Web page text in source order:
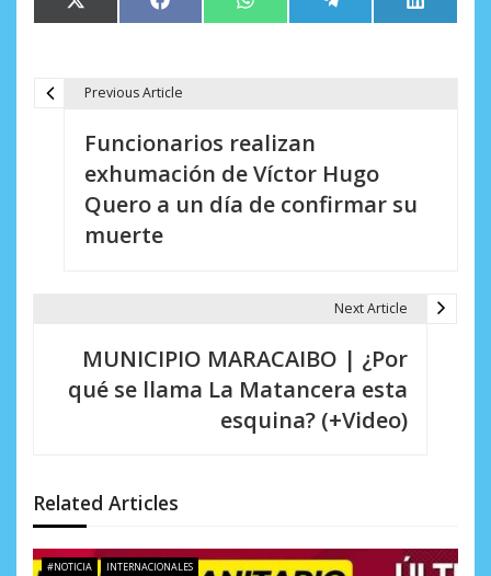
Compartir
en
X
(Twitter)
Compartir
en
Facebook Compartir
en
WhatsApp Compartir
en
Telegram
en
LinkedIn
d
e
Previous Article
Funcionarios realizan
exhumación de Víctor Hugo
Quero a un día de confirmar su
muerte
Next Article
MUNICIPIO MARACAIBO | ¿Por
qué se llama La Matancera esta
esquina? (+Video)
Related Articles
#NOTICIA INTERNACIONALES